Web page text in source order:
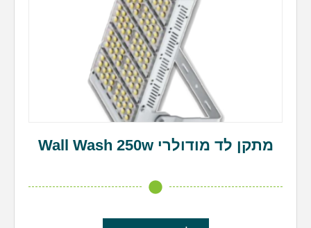
מתקן לד מודולרי Wall Wash 250w